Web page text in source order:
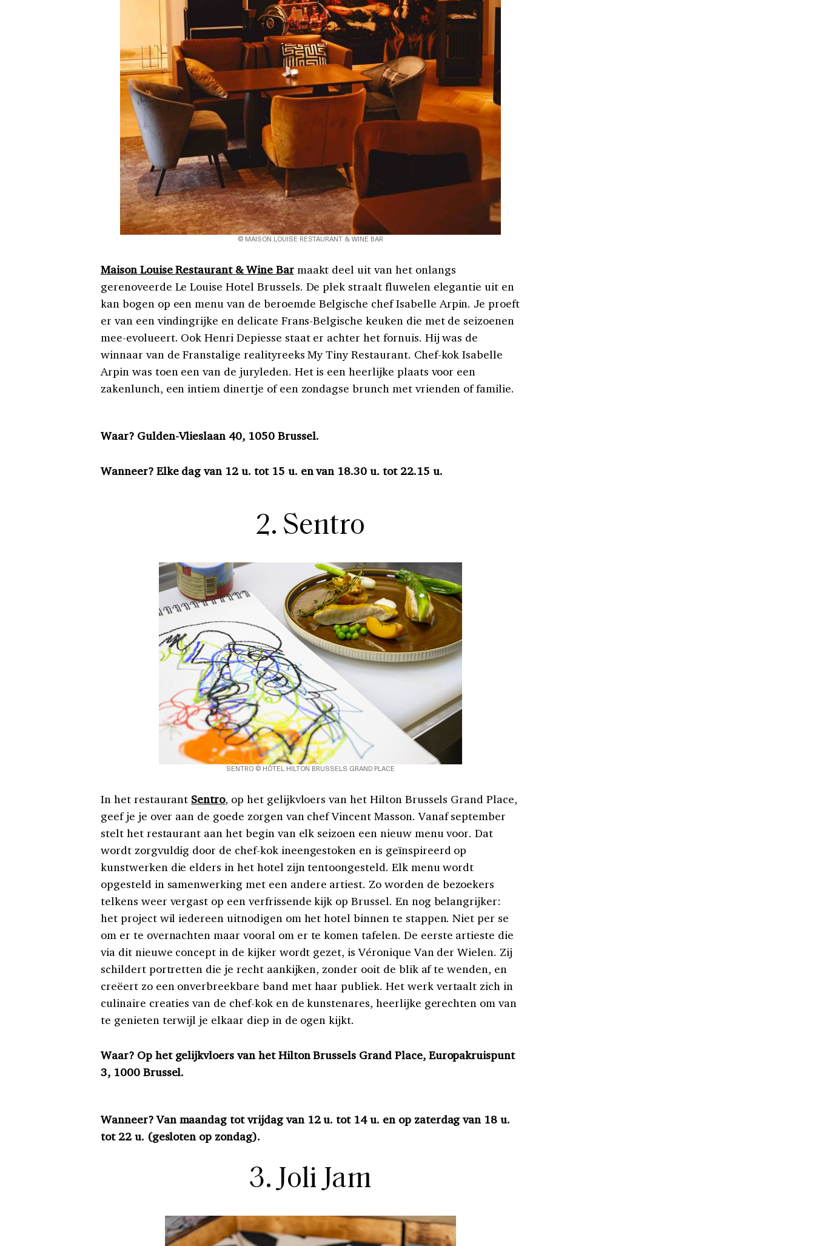
© MAISON LOUISE RESTAURANT & WINE BAR
Maison Louise Restaurant & Wine Barmaakt deel uit van het onlangs
gerenoveerde Le Louise Hotel Brussels. De plek straalt fluwelen elegantie uit en
kan bogen op een menu van de beroemde Belgische chef Isabelle Arpin. Je proeft
er van een vindingrijke en delicate Frans-Belgische keuken die met de seizoenen
mee-evolueert. Ook Henri Depiesse staat er achter het fornuis. Hij was de
winnaar van de Franstalige realityreeks My Tiny Restaurant. Chef-kok Isabelle
Arpin was toen een van de juryleden. Het is een heerlijke plaats voor een
zakenlunch, een intiem dinertje of een zondagse brunch met vrienden of familie.
Waar? Gulden-Vlieslaan 40, 1050 Brussel.
Wanneer? Elke dag van 12 u. tot 15 u. en van 18.30 u. tot 22.15 u.
2. Sentro
SENTRO © HÔTEL HILTON BRUSSELS GRAND PLACE
In het restaurant Sentro, op het gelijkvloers van het Hilton Brussels Grand Place,
geef je je over aan de goede zorgen van chef Vincent Masson. Vanaf september
stelt het restaurant aan het begin van elk seizoen een nieuw menu voor. Dat
wordt zorgvuldig door de chef-kok ineengestoken en is geïnspireerd op
kunstwerken die elders in het hotel zijn tentoongesteld. Elk menu wordt
opgesteld in samenwerking met een andere artiest. Zo worden de bezoekers
telkens weer vergast op een verfrissende kijk op Brussel. En nog belangrijker:
het project wil iedereen uitnodigen om het hotel binnen te stappen. Niet per se
om er te overnachten maar vooral om er te komen tafelen. De eerste artieste die
via dit nieuwe concept in de kijker wordt gezet, is Véronique Van der Wielen. Zij
schildert portretten die je recht aankijken, zonder ooit de blik af te wenden, en
creëert zo een onverbreekbare band met haar publiek. Het werk vertaalt zich in
culinaire creaties van de chef-kok en de kunstenares, heerlijke gerechten om van
te genieten terwijl je elkaar diep in de ogen kijkt.
Waar? Op het gelijkvloers van het Hilton Brussels Grand Place, Europakruispunt
3, 1000 Brussel.
Wanneer? Van maandag tot vrijdag van 12 u. tot 14 u. en op zaterdag van 18 u.
tot 22 u. (gesloten op zondag).
3. Joli Jam